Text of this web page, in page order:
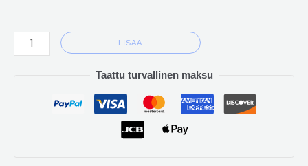
LISÄÄ
Taattu turvallinen maksu